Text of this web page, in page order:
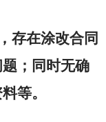
存在涂改合同
；同时无确
等。